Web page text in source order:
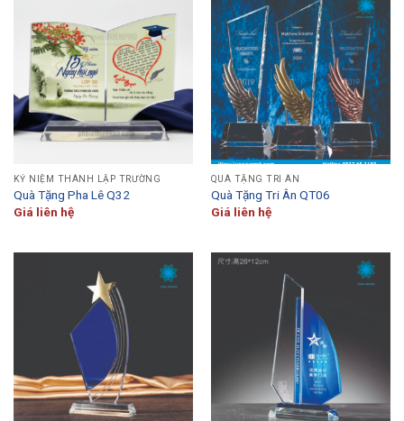
KỶ NIỆM THÀNH LẬP TRƯỜNG
Quà Tặng Pha Lê Q32
Giá liên hệ
QUÀ TẶNG TRI ÂN
Quà Tặng Tri Ân QT06
Giá liên hệ